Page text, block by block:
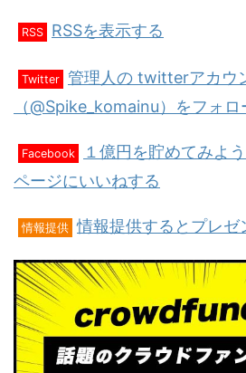
RSS RSSを表示する
Twitter 管理人の twitterアカウ
（@Spike_komainu）をフォロ
Facebook
１億円を貯めてみよ
ページにいいねする
情報提供 情報提供するとプレゼ